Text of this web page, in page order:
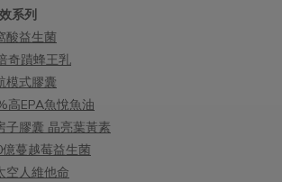
系列
酸益生菌
奇蹟蜂王乳
模式膠囊
高EPA魚悅魚油
子膠囊 晶亮葉黃素
蔓越莓益生菌
空人維他命